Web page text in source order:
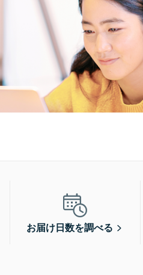
お届け日数を調べる